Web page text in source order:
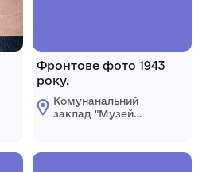
Фронтове фото 1943
року.
Комунанальний
заклад "Музей
Козятинської міської